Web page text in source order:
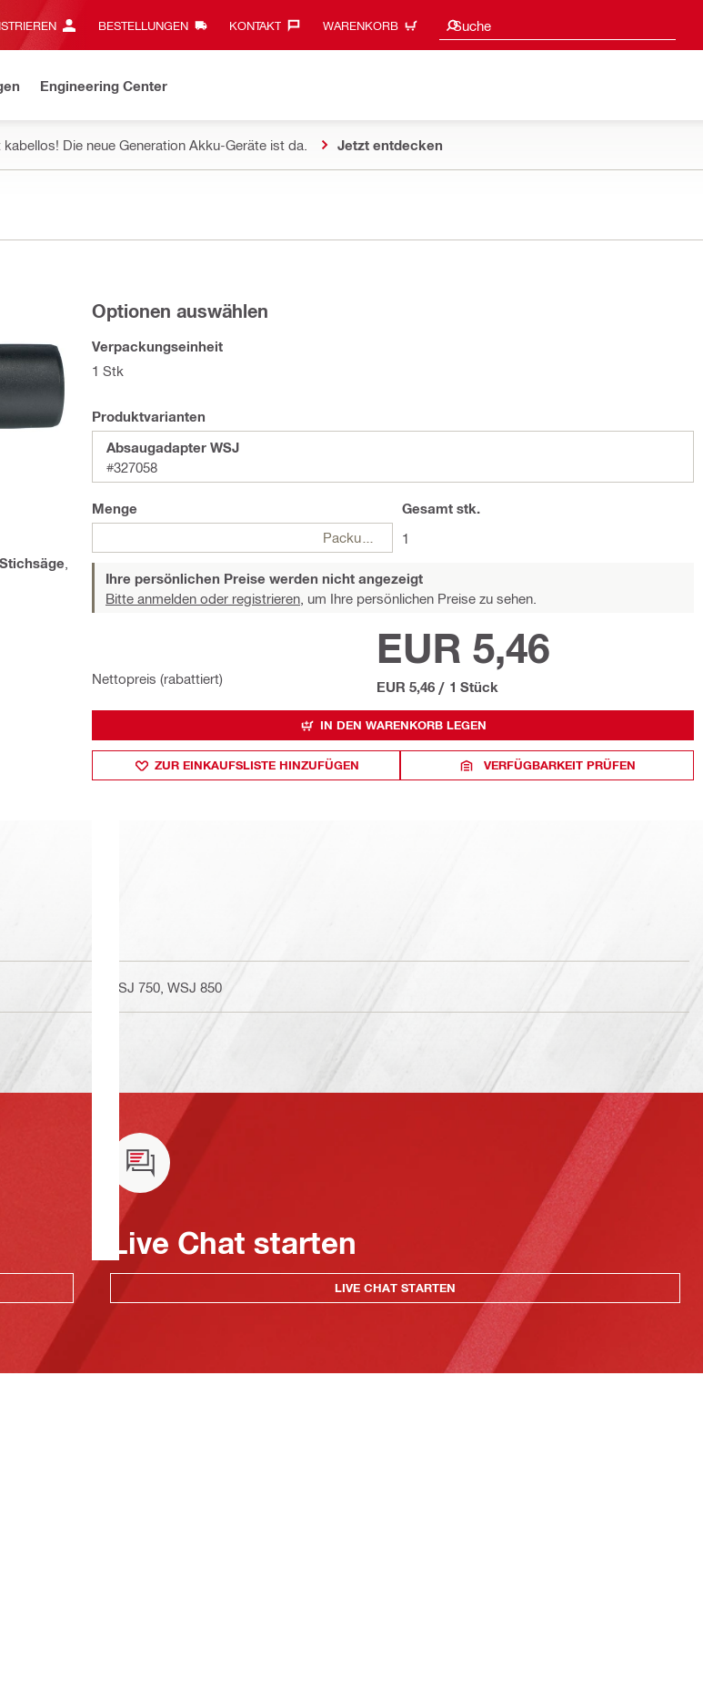
BESTELLUNGEN KONTAKT‎ WARENKORB Suche
Suchvorschläge
Engineering Center
Die neue Generation Akku-Geräte ist da. Jetzt entdecken
Optionen auswählen
Verpackungseinheit
1 Stk
Produktvarianten
Absaugadapter WSJ
#327058
Menge
Gesamt stk.
1
Ihre persönlichen Preise werden nicht angezeigt
Bitte anmelden oder registrieren, um Ihre persönlichen Preise zu sehen.
Nettopreis (rabattiert)
EUR 5,46
EUR 5,46 / 1 Stück
IN DEN WARENKORB LEGEN
ZUR EINKAUFSLISTE HINZUFÜGEN VERFÜGBARKEIT PRÜFEN
WSJ 750, WSJ 850
Live Chat starten
LIVE CHAT STARTEN